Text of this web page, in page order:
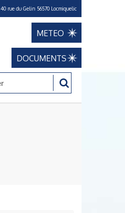
40 rue du Gelin 56570 Locmiquelic
METEO
DOCUMENTS